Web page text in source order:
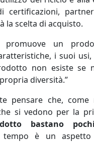
certificazioni,
la scelta di acquisto.
promuove un
i suoi
non esiste se
diversità.”
pensare che, come
si vedono per la
bastano
è un aspetto